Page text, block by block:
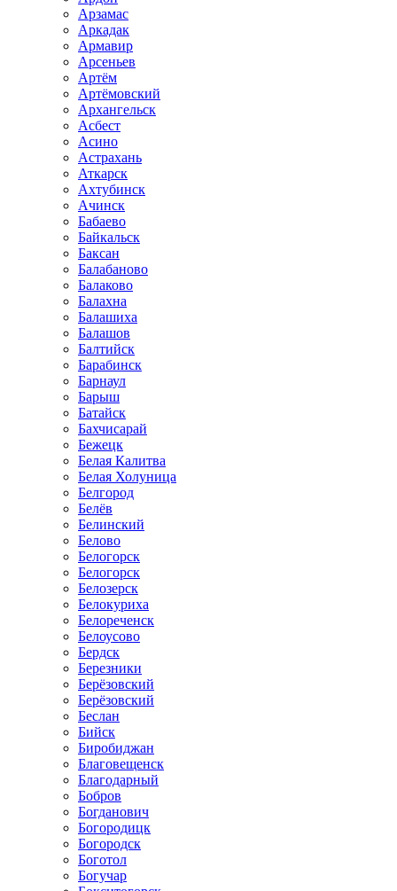
Арзамас
Аркадак
Армавир
Арсеньев
Артём
Артёмовский
Архангельск
Асбест
Асино
Астрахань
Аткарск
Ахтубинск
Ачинск
Бабаево
Байкальск
Баксан
Балабаново
Балаково
Балахна
Балашиха
Балашов
Балтийск
Барабинск
Барнаул
Барыш
Батайск
Бахчисарай
Бежецк
Белая Калитва
Белая Холуница
Белгород
Белёв
Белинский
Белово
Белогорск
Белогорск
Белозерск
Белокуриха
Белореченск
Белоусово
Бердск
Березники
Берёзовский
Берёзовский
Беслан
Бийск
Биробиджан
Благовещенск
Благодарный
Бобров
Богданович
Богородицк
Богородск
Боготол
Богучар